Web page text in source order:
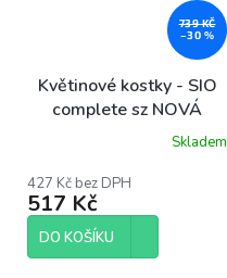
739 KČ
–30 %
Květinové kostky - SIO
complete sz NOVÁ
Skladem
427 Kč bez DPH
517 Kč
DO KOŠÍKU